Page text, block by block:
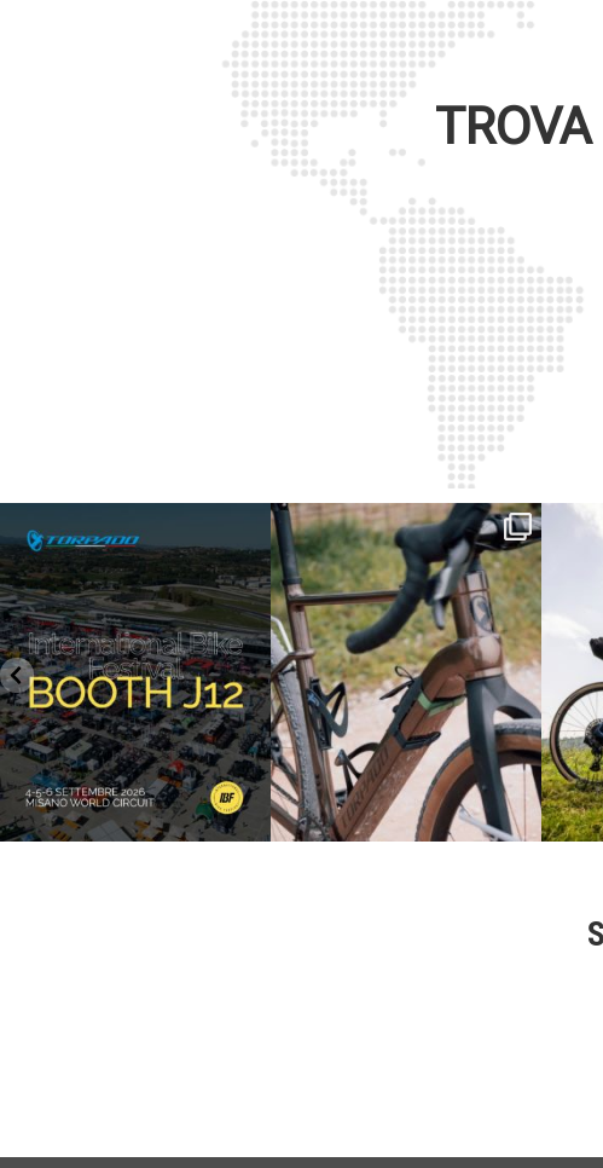
IBF sta per...
8 0
Kepler R è la gravel pensata per affrontare
lunghe...
26 0
Parte